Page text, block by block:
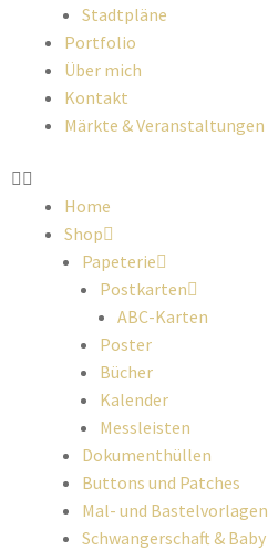
Stadtpläne
Portfolio
Über mich
Kontakt
Märkte & Veranstaltungen
Home
Shop
Papeterie
Postkarten
ABC-Karten
Poster
Bücher
Kalender
Messleisten
Dokumenthüllen
Buttons und Patches
Mal- und Bastelvorlagen
Schwangerschaft & Baby